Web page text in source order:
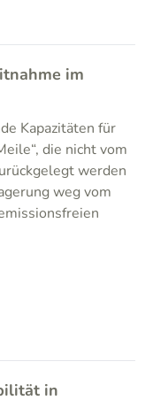
im
Kapazitäten für
die nicht vom
werden
weg vom
in